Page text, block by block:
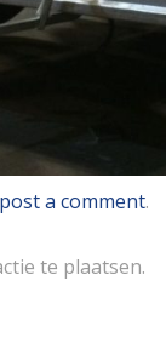
post a comment.
te plaatsen.